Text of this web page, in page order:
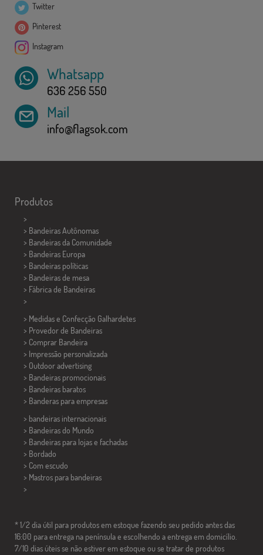
Twitter
Pinterest
Instagram
Whatsapp
636 256 550
Mail
info@flagsok.com
Produtos
>
> Bandeiras Autônomas
> Bandeiras da Comunidade
> Bandeiras Europa
> Bandeiras políticas
> Bandeiras de mesa
> Fábrica de Bandeiras
>
> Medidas e Confecção Galhardetes
> Provedor de Bandeiras
> Comprar Bandeira
> Impressão personalizada
> Outdoor advertising
> Bandeiras promocionais
> Bandeiras baratos
> Banderas para empresas
> bandeiras internacionais
> Bandeiras do Mundo
> Bandeiras para lojas e fachadas
> Bordado
> Com escudo
> Mastros para bandeiras
>
* 1/2 dia útil para produtos em estoque fazendo seu pedido antes das
16:00 para entrega na península e escolhendo a entrega em domicílio.
7/10 dias úteis se não estiver em estoque ou se tratar de produtos